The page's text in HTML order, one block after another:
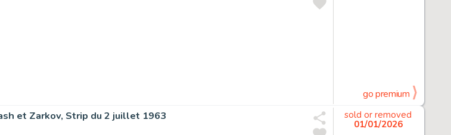
go premium
et Zarkov, Strip du 2 juillet 1963
sold or removed
01/01/2026